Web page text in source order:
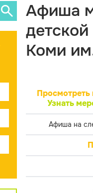
Афиша
Коми
Просмотреть
Узнать
Афиша на